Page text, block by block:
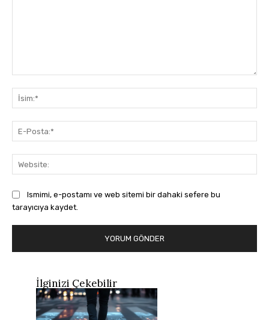
Ismimi, e-postamı ve web sitemi bir dahaki sefere bu
tarayıcıya kaydet.
İlginizi Çekebilir